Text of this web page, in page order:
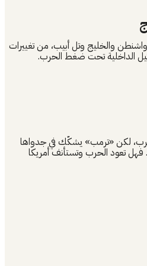
والخليج وتل أبيب، من تغييرات
الداخلية تحت ضغط الحرب.
لكن «ترمب» يشكّك في جدواها
فهل تعود الحرب وتستأنف أمريكا